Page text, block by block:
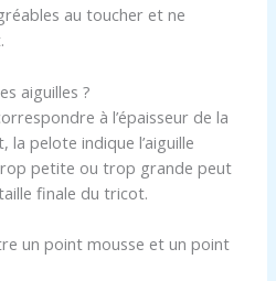
au toucher et ne
aiguilles ?
à l’épaisseur de la
la pelote indique l’aiguille
petite ou trop grande peut
finale du tricot.
un point mousse et un point